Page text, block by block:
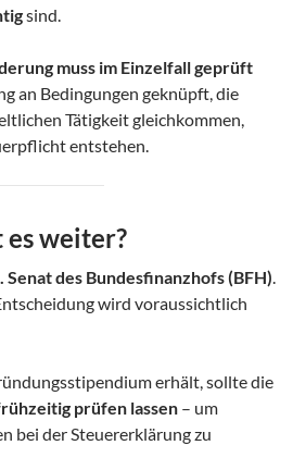
sind.
muss im Einzelfall geprüft
an Bedingungen geknüpft, die
Tätigkeit gleichkommen,
entstehen.
es weiter?
Senat des Bundesfinanzhofs (BFH)
wird voraussichtlich
erhält, sollte die
prüfen lassen – um
bei der Steuererklärung zu